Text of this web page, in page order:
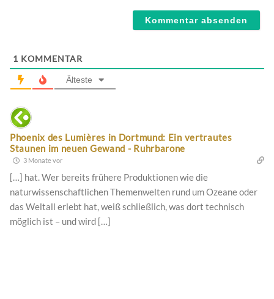
1 KOMMENTAR
Älteste
Phoenix des Lumières in Dortmund: Ein vertrautes
Staunen im neuen Gewand - Ruhrbarone
3 Monate vor
[…] hat. Wer bereits frühere Produktionen wie die
naturwissenschaftlichen Themenwelten rund um Ozeane oder
das Weltall erlebt hat, weiß schließlich, was dort technisch
möglich ist – und wird […]